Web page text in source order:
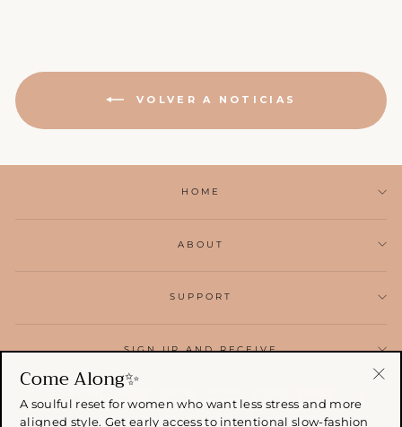
VOLVER A NOTICIAS
HOME
ABOUT
SUPPORT
SIGN UP AND RECEIVE
Come Along✨
A soulful reset for women who want less stress and more
aligned style. Get early access to intentional slow-fashion